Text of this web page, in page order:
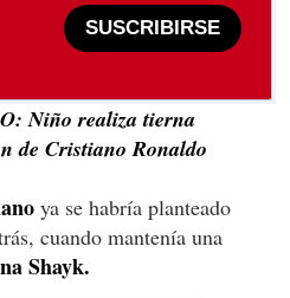
SUSCRIBIRSE
Niño realiza tierna
de Cristiano Ronaldo
ya se habría planteado
cuando mantenía una
Shayk.